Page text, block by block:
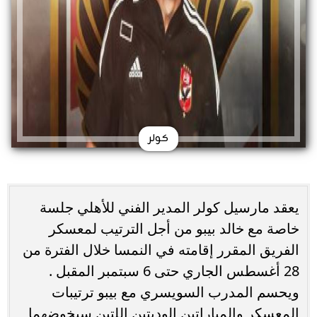
كولر
يعقد مارسيل كولر المدير الفني للأهلي جلسة
خاصة مع خالد بيبو من أجل الترتيب لمعسكر
الفريق المقرر إقامته في النمسا خلال الفترة من
28 أغسطس الجاري حتى 6 سبتمبر المقبل .
ويحسم المدرب السويسري مع بيبو ترتيبات